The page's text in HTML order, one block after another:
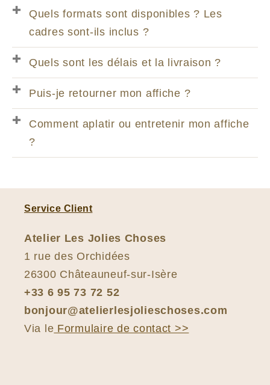
Quels formats sont disponibles ? Les
cadres sont-ils inclus ?
Quels sont les délais et la livraison ?
Puis-je retourner mon affiche ?
Comment aplatir ou entretenir mon affiche
?
Service Client
Atelier Les Jolies Choses
1 rue des Orchidées
26300 Châteauneuf-sur-Isère
+33 6 95 73 72 52
bonjour@atelierlesjolieschoses.com
Via le Formulaire de contact >>